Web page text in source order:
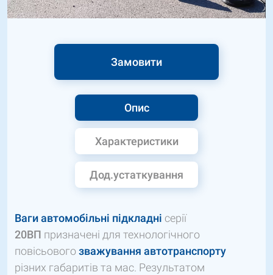
Опис
Характеристики
Дод.устаткування
Замовити
Ваги автомобільні підкладні серії
20ВП призначені для технологічного
повісьовогозважування автотранспорту
різних габаритів та мас. Результатом